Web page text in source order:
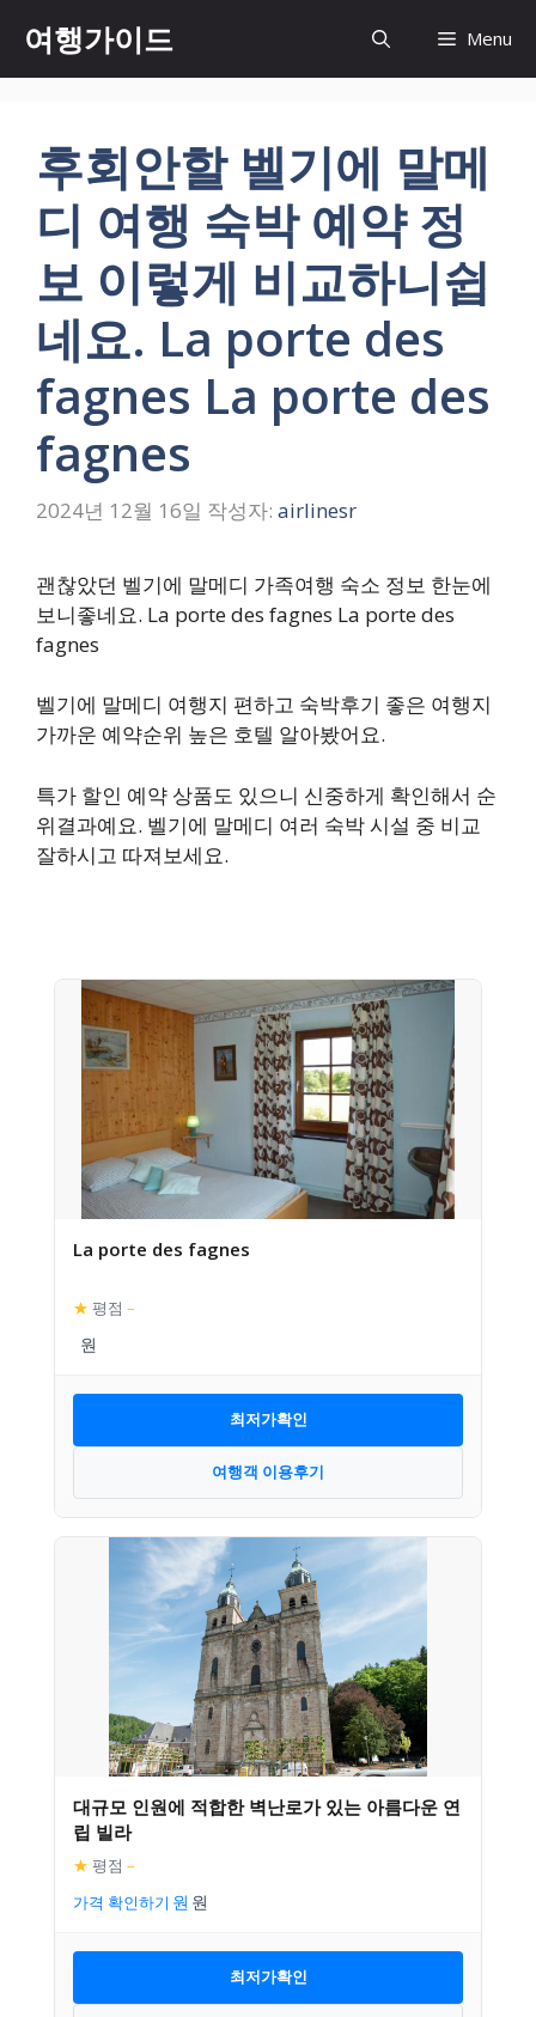
츠
여행가이드 Menu
후회안할 벨기에 말메
디 여행 숙박 예약 정
보 이렇게 비교하니쉽
네요. La porte des
fagnes La porte des
fagnes
2024년 12월 16일 작성자: airlinesr
괜찮았던 벨기에 말메디 가족여행 숙소 정보 한눈에
보니좋네요. La porte des fagnes La porte des
fagnes
벨기에 말메디 여행지 편하고 숙박후기 좋은 여행지
가까운 예약순위 높은 호텔 알아봤어요.
특가 할인 예약 상품도 있으니 신중하게 확인해서 순
위결과예요. 벨기에 말메디 여러 숙박 시설 중 비교
잘하시고 따져보세요.
La porte des fagnes
★ 평점 –
최저가확인
여행객 이용후기
대규모 인원에 적합한 벽난로가 있는 아름다운 연
립 빌라
★ 평점 –
가격 확인하기
최저가확인